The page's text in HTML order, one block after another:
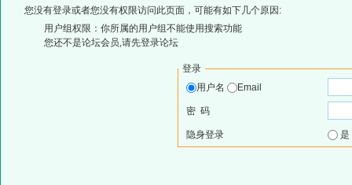
您没有登录或者您没有权限访问此页面，可能有如下几个原因:
用户组权限：你所属的用户组不能使用搜索功能
您还不是论坛会员,请先登录论坛
登录
用户名
Email
密 码
隐身登录